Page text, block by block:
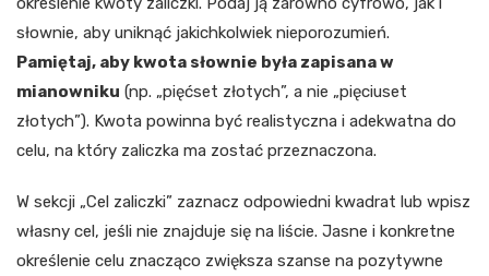
słownie, aby uniknąć jakichkolwiek nieporozumień.
Pamiętaj, aby kwota słownie była zapisana w
mianowniku (np. „pięćset złotych”, a nie „pięciuset
złotych”). Kwota powinna być realistyczna i adekwatna do
celu, na który zaliczka ma zostać przeznaczona.
W sekcji „Cel zaliczki” zaznacz odpowiedni kwadrat lub wpisz
własny cel, jeśli nie znajduje się na liście. Jasne i konkretne
określenie celu znacząco zwiększa szanse na pozytywne